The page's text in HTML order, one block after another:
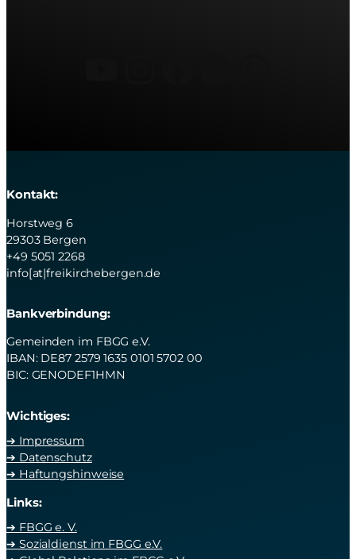
Kontakt:
Horstweg 6
29303 Bergen
+49 5051 2268
info[at|freikirchebergen.de
Bankverbindung:
Gemeinden im FBGG e.V.
IBAN: DE87 2579 1635 0101 5702 00
BIC: GENODEF1HMN
Wichtiges:
➔ Impressum
➔ Datenschutz
➔ Haftungshinweise
Links:
➔ FBGG e. V.
➔ Sozialdienst im FBGG e.V.